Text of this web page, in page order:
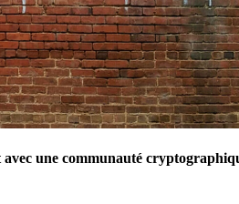
une communauté